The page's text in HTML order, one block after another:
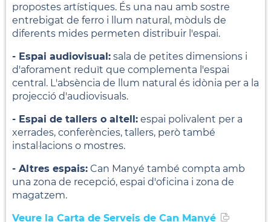
propostes artístiques. És una nau amb sostre
entrebigat de ferro i llum natural, mòduls de
diferents mides permeten distribuir l'espai.
- Espai audiovisual: sala de petites dimensions i
d'aforament reduït que complementa l'espai
central. L'absència de llum natural és idònia per a la
projecció d'audiovisuals.
- Espai de tallers o altell: espai polivalent per a
xerrades, conferències, tallers, però també
instal·lacions o mostres.
- Altres espais: Can Manyé també compta amb
una zona de recepció, espai d'oficina i zona de
magatzem.
Veure la Carta de Serveis de Can Manyé